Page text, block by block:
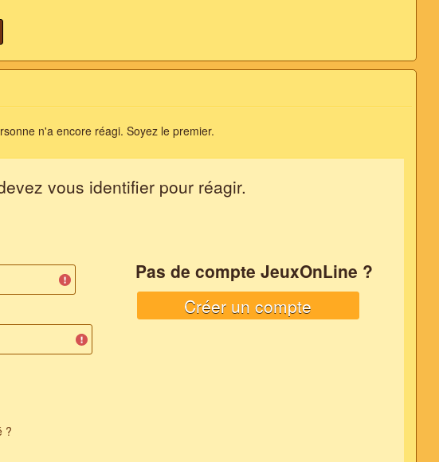
n'a encore réagi. Soyez le premier.
vous identifier pour réagir.
?
Pas de compte JeuxOnLine ?
Créer un compte